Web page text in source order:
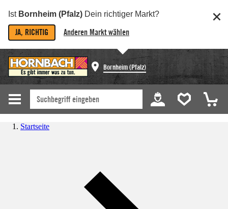
Ist Bornheim (Pfalz) Dein richtiger Markt?
JA, RICHTIG Anderen Markt wählen
Bornheim (Pfalz)
Startseite